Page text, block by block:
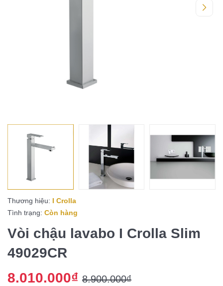
Thương hiệu: I Crolla
Tình trạng: Còn hàng
Vòi chậu lavabo I Crolla Slim
49029CR
8.010.000₫ 8.900.000₫